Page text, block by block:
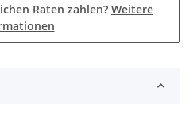
Raten zahlen? Weitere